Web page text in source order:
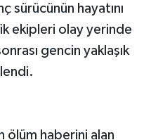
sürücünün hayatını
ekipleri olay yerinde
gencin yaklaşık
ölüm haberini alan